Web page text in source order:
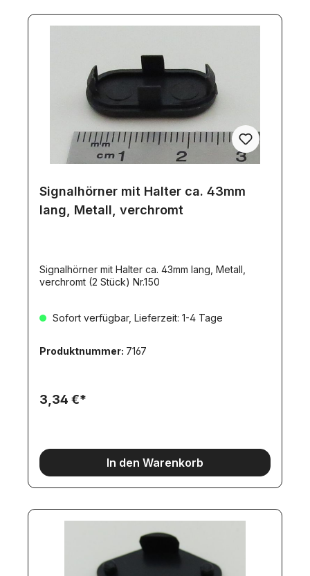
Signalhörner mit Halter ca. 43mm
lang, Metall, verchromt
Signalhörner mit Halter ca. 43mm lang, Metall,
verchromt (2 Stück) Nr.150
Sofort verfügbar, Lieferzeit: 1-4 Tage
Produktnummer: 7167
3,34 €*
In den Warenkorb